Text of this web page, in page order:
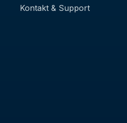
Kontakt & Support